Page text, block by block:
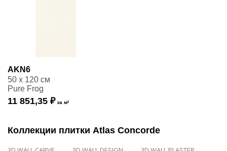
AKN6
50 x 120 см
Pure Frog
11 851,35 ₽ за м²
Коллекции плитки Atlas Concorde